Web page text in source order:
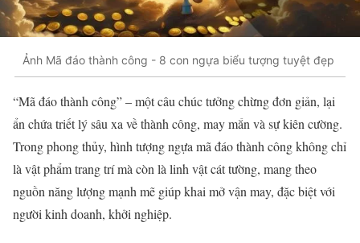
Ảnh Mã đáo thành công - 8 con ngựa biểu tượng tuyệt đẹp
“Mã đáo thành công” – một câu chúc tưởng chừng đơn giản, lại
ẩn chứa triết lý sâu xa về thành công, may mắn và sự kiên cường.
Trong phong thủy, hình tượng ngựa mã đáo thành công không chỉ
là vật phẩm trang trí mà còn là linh vật cát tường, mang theo
nguồn năng lượng mạnh mẽ giúp khai mở vận may, đặc biệt với
người kinh doanh, khởi nghiệp.